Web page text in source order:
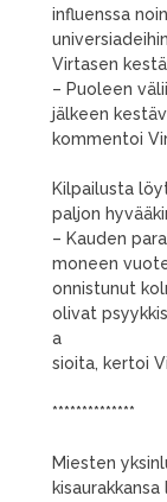
influenssa
Virtasen
– Puoleen
jälkeen
kommentoi
Kilpailusta
paljon
– Kauden
moneen
onnistunut
olivat
a
sioita, kertoi
**************
Miesten